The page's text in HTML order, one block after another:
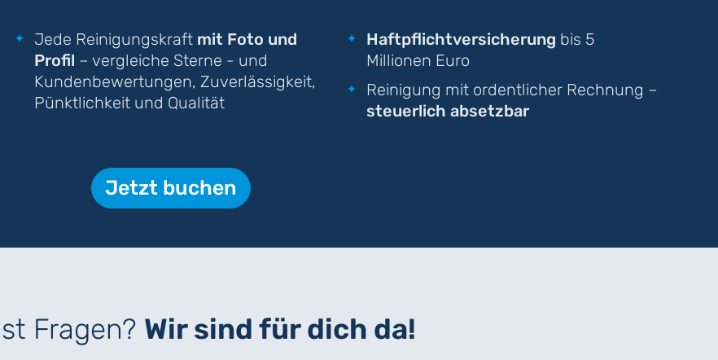
Jede Reinigungskraft mit Foto und
Profil – vergleiche Sterne - und
Kundenbewertungen, Zuverlässigkeit,
Pünktlichkeit und Qualität
Haftpflichtversicherung bis 5
Millionen Euro
Reinigung mit ordentlicher Rechnung –
steuerlich absetzbar
Jetzt buchen
Fragen? Wir sind für dich da!